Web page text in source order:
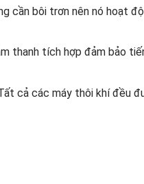
cần bôi trơn nên nó hoạt
thanh tích hợp đảm bảo
cả các máy thôi khí đều